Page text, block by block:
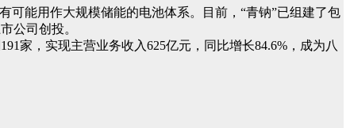
可能用作大规模储能的电池体系。目前，“青钠”已组建了包
公司创投。
家，实现主营业务收入625亿元，同比增长84.6%，成为八